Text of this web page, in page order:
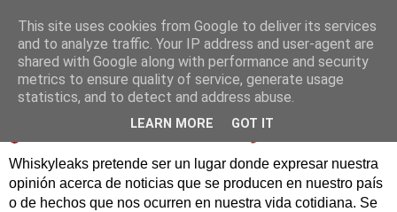
Whiskyleaks pretende ser un lugar donde expresar nuestra
opinión acerca de noticias que se producen en nuestro país
o de hechos que nos ocurren en nuestra vida cotidiana. Se
This site uses cookies from Google to deliver its services
and to analyze traffic. Your IP address and user-agent are
shared with Google along with performance and security
metrics to ensure quality of service, generate usage
statistics, and to detect and address abuse.
LEARN MORE GOT IT